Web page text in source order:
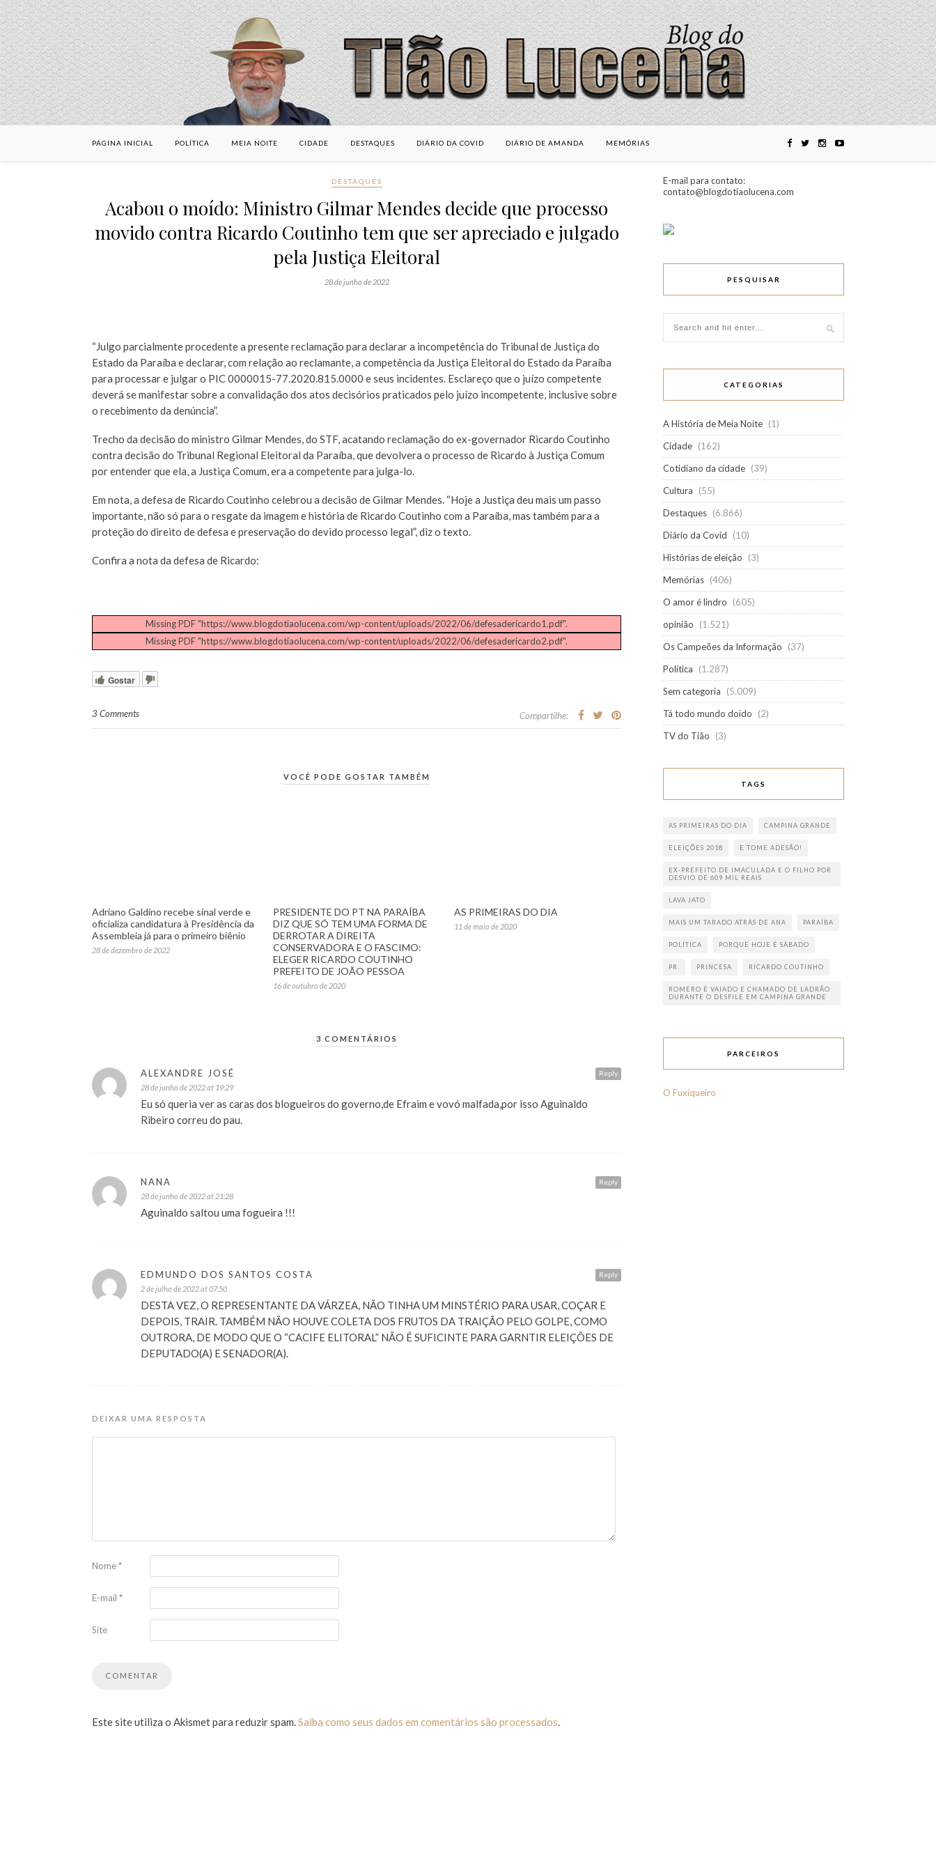
PÁGINA INICIAL POLÍTICA MEIA NOITE CIDADE DESTAQUES DIÁRIO DA COVID DIÁRIO DE AMANDA MEMÓRIAS
DESTAQUES
Acabou o moído: Ministro Gilmar Mendes decide que processo
movido contra Ricardo Coutinho tem que ser apreciado e julgado
pela Justiça Eleitoral
28 de junho de 2022
“Julgo parcialmente procedente a presente reclamação para declarar a incompetência do Tribunal de Justiça do
Estado da Paraíba e declarar, com relação ao reclamante, a competência da Justiça Eleitoral do Estado da Paraíba
para processar e julgar o PIC 0000015-77.2020.815.0000 e seus incidentes. Esclareço que o juízo competente
deverá se manifestar sobre a convalidação dos atos decisórios praticados pelo juízo incompetente, inclusive sobre
o recebimento da denúncia”.
Trecho da decisão do ministro Gilmar Mendes, do STF, acatando reclamação do ex-governador Ricardo Coutinho
contra decisão do Tribunal Regional Eleitoral da Paraíba, que devolvera o processo de Ricardo à Justiça Comum
por entender que ela, a Justiça Comum, era a competente para julga-lo.
Em nota, a defesa de Ricardo Coutinho celebrou a decisão de Gilmar Mendes. “Hoje a Justiça deu mais um passo
importante, não só para o resgate da imagem e história de Ricardo Coutinho com a Paraíba, mas também para a
proteção do direito de defesa e preservação do devido processo legal”, diz o texto.
Confira a nota da defesa de Ricardo:
Missing PDF "https://www.blogdotiaolucena.com/wp-content/uploads/2022/06/defesadericardo1.pdf".
Missing PDF "https://www.blogdotiaolucena.com/wp-content/uploads/2022/06/defesadericardo2.pdf".
Gostar
3 Comments Compartilhe:
VOCÊ PODE GOSTAR TAMBÉM
Adriano Galdino recebe sinal verde e
oficializa candidatura à Presidência da
Assembleia já para o primeiro biênio
28 de dezembro de 2022
PRESIDENTE DO PT NA PARAÍBA
DIZ QUE SÓ TEM UMA FORMA DE
DERROTAR A DIREITA
CONSERVADORA E O FASCIMO:
ELEGER RICARDO COUTINHO
PREFEITO DE JOÃO PESSOA
16 de outubro de 2020
AS PRIMEIRAS DO DIA
11 de maio de 2020
3 COMENTÁRIOS
Reply
ALEXANDRE JOSÉ
28 de junho de 2022 at 19:29
Eu só queria ver as caras dos blogueiros do governo,de Efraim e vovó malfada,por isso Aguinaldo
Ribeiro correu do pau.
Reply
NANA
28 de junho de 2022 at 21:28
Aguinaldo saltou uma fogueira !!!
Reply
EDMUNDO DOS SANTOS COSTA
2 de julho de 2022 at 07:50
DESTA VEZ, O REPRESENTANTE DA VÁRZEA, NÃO TINHA UM MINSTÉRIO PARA USAR, COÇAR E
DEPOIS, TRAIR. TAMBÉM NÃO HOUVE COLETA DOS FRUTOS DA TRAIÇÃO PELO GOLPE, COMO
OUTRORA, DE MODO QUE O “CACIFE ELITORAL” NÃO É SUFICINTE PARA GARNTIR ELEIÇÕES DE
DEPUTADO(A) E SENADOR(A).
DEIXAR UMA RESPOSTA
Nome*
E-mail *
Site
Este site utiliza o Akismet para reduzir spam.Saiba como seus dados em comentários são processados.
E-mail para contato:
contato@blogdotiaolucena.com
PESQUISAR
CATEGORIAS
A História de Meia Noite (1)
Cidade (162)
Cotidiano da cidade (39)
Cultura
(55)
Destaques (6.866)
Diário da Covid
(10)
Histórias de eleição
(3)
Memórias (406)
O amor é lindro
(605)
opinião
(1.521)
Os Campeões da Informação
(37)
Política
(1.287)
Sem categoria
(5.009)
Tá todo mundo doido
(2)
TV do Tião
(3)
TAGS
AS PRIMEIRAS DO DIA CAMPINA GRANDE
ELEIÇÕES 2018 E TOME ADESÃO!
EX-PREFEITO DE IMACULADA E O FILHO POR
DESVIO DE 609 MIL REAIS
LAVA JATO
MAIS UM TARADO ATRÁS DE ANA PARAÍBA
POLÍTICA PORQUE HOJE É SÁBADO
PR. PRINCESA RICARDO COUTINHO
ROMERO É VAIADO E CHAMADO DE LADRÃO
DURANTE O DESFILE EM CAMPINA GRANDE
PARCEIROS
O Fuxiqueiro